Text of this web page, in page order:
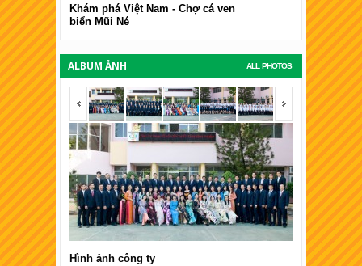
Khám phá Việt Nam - Chợ cá ven
biển Mũi Né
ALL PHOTOS
ALBUM ẢNH
<span></span> <span></
Hình ảnh công ty Hình ảnh